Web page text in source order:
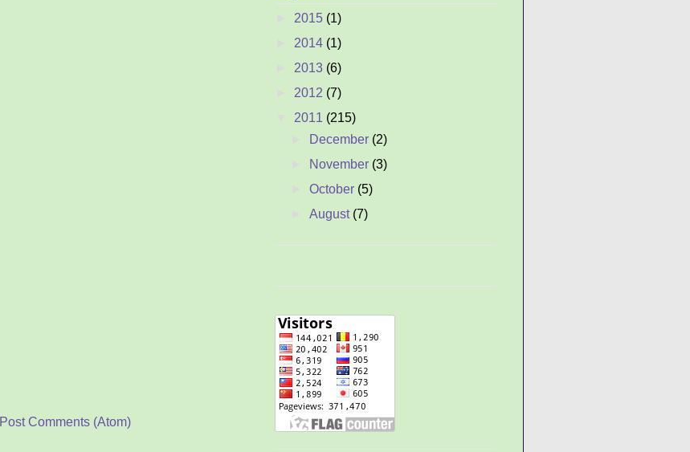
Post Comments (Atom)
2015 (1)
2014 (1)
2013 (6)
2012 (7)
2011 (215)
December (2)
November (3)
►October (5)
►August (7)
►May(8)
►April(8)
►March(43)
►February(58)
▼January(78)
Dua Penebang Kayu
Tubuh Kayu dan Hati Batu